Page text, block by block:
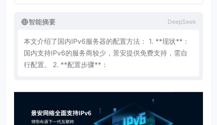
智能摘要 DeepSeek
本文介绍了国内IPv6服务器的配置方法 ： 1. **现状** ：
国内支持IPv6的服务商较少 ， 景安提供免费支持 ， 需自
行配置。 2. **配置步骤** ：